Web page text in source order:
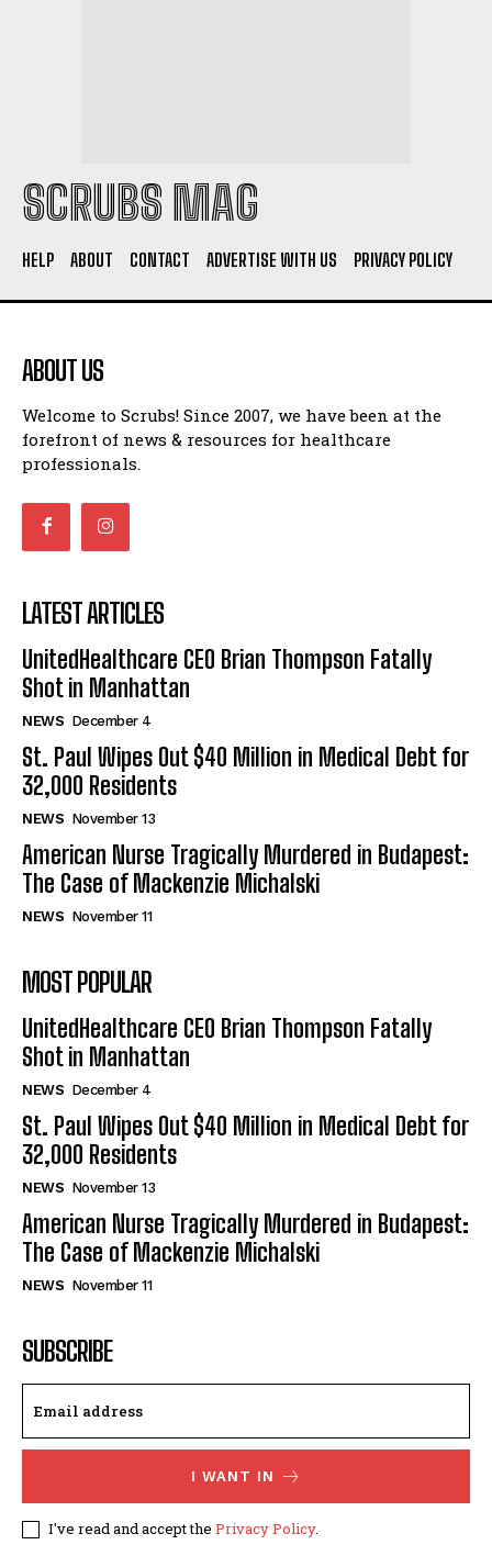
SCRUBS MAG
HELP ABOUT CONTACT ADVERTISE WITH US PRIVACY POLICY
ABOUT US
Welcome to Scrubs! Since 2007, we have been at the
forefront of news & resources for healthcare
professionals.
LATEST ARTICLES
UnitedHealthcare CEO Brian Thompson Fatally
Shot in Manhattan
NEWS December 4
St. Paul Wipes Out $40 Million in Medical Debt for
32,000 Residents
NEWS November 13
American Nurse Tragically Murdered in Budapest:
The Case of Mackenzie Michalski
NEWS November 11
MOST POPULAR
UnitedHealthcare CEO Brian Thompson Fatally
Shot in Manhattan
NEWS December 4
St. Paul Wipes Out $40 Million in Medical Debt for
32,000 Residents
NEWS November 13
American Nurse Tragically Murdered in Budapest:
The Case of Mackenzie Michalski
NEWS November 11
SUBSCRIBE
I WANT IN
I've read and accept the Privacy Policy.